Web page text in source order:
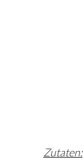
Zutaten: